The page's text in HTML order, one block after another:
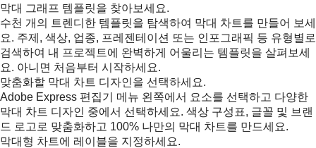
막대 그래프 템플릿을 찾아보세요.
수천 개의 트렌디한 템플릿을 탐색하여 막대 차트를 만들어 보세
요. 주제, 색상, 업종, 프레젠테이션 또는 인포그래픽 등 유형별로
검색하여 내 프로젝트에 완벽하게 어울리는 템플릿을 살펴보세
요. 아니면 처음부터 시작하세요.
맞춤화할 막대 차트 디자인을 선택하세요.
Adobe Express 편집기 메뉴 왼쪽에서 요소를 선택하고 다양한
막대 차트 디자인 중에서 선택하세요. 색상 구성표, 글꼴 및 브랜
드 로고로 맞춤화하고 100% 나만의 막대 차트를 만드세요.
막대형 차트에 레이블을 지정하세요.